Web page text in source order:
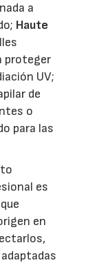
a
Haute
proteger
UV;
de
o
para las
es
en